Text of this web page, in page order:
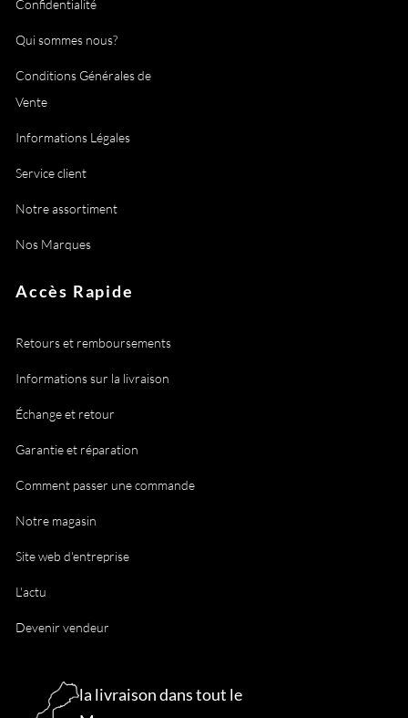
Confidentialité
Qui sommes nous?
Conditions Générales de
Vente
Informations Légales
Service client
Notre assortiment
Nos Marques
Accès Rapide
Retours et remboursements
Informations sur la livraison
Échange et retour
Garantie et réparation
Comment passer une commande
Notre magasin
Site web d'entreprise
L'actu
Devenir vendeur
la livraison dans tout le